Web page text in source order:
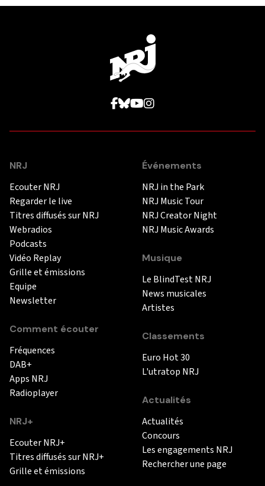
NRJ
Ecouter NRJ
Regarder le live
Titres diffusés sur NRJ
Webradios
Podcasts
Vidéo Replay
Grille et émissions
Equipe
Newsletter
Comment écouter
Fréquences
DAB+
Apps NRJ
Radioplayer
NRJ+
Ecouter NRJ+
Titres diffusés sur NRJ+
Grille et émissions
Événements
NRJ in the Park
NRJ Music Tour
NRJ Creator Night
NRJ Music Awards
Musique
Le BlindTest NRJ
News musicales
Artistes
Classements
Euro Hot 30
L'utratop NRJ
Actualités
Actualités
Concours
Les engagements NRJ
Rechercher une page